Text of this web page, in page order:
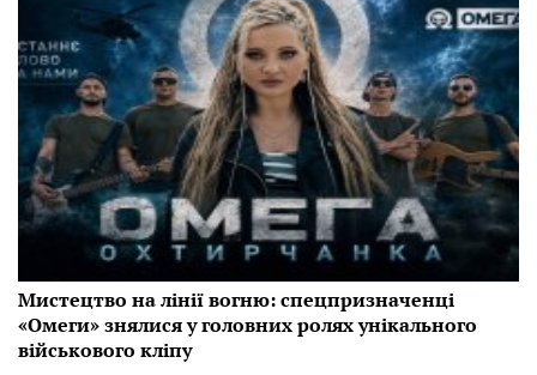
Мистецтво на лінії вогню: спецпризначенці
«Омеги» знялися у головних ролях унікального
військового кліпу